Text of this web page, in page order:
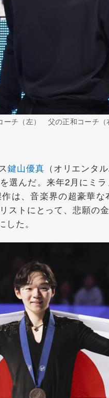
チ（左） 父の正和コーチ（
鍵山優真 （オリエンタ
選んだ。来年2月にミ
は、音楽界の超豪華
ストにとって、悲願の
た。